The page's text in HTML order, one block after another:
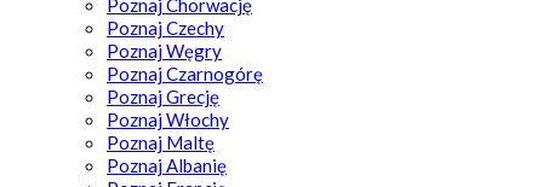
Poznaj Chorwację
Poznaj Czechy
Poznaj Węgry
Poznaj Czarnogórę
Poznaj Grecję
Poznaj Włochy
Poznaj Maltę
Poznaj Albanię